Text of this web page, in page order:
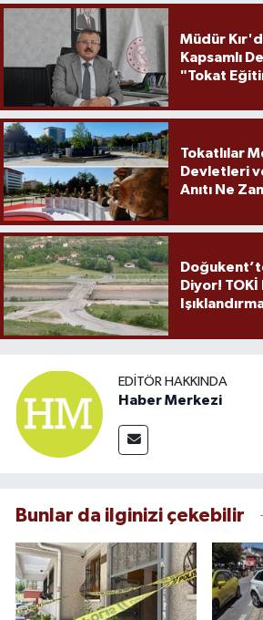
Müdür
Kapsamlı
"Tokat
Tokatlılar
Devletleri
Anıtı Ne
Diyor! TOKİ
EDITÖR HAKKINDA
Haber Merkezi
Bunlar da ilginizi çekebilir